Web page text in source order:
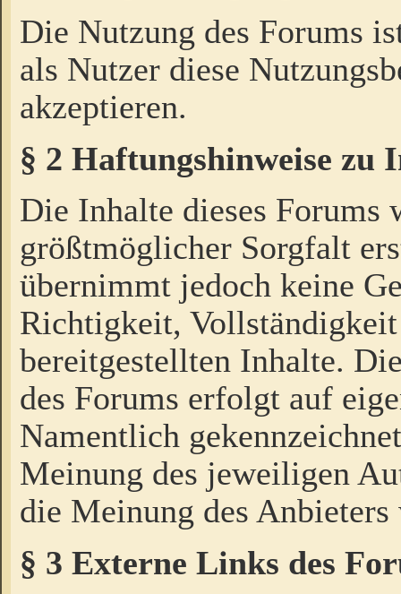
Die Nutzung des Forums
als Nutzer diese
akzeptieren.
§ 2 Haftungshinweise zu
Die Inhalte dieses Forums
größtmöglicher Sorgfalt
übernimmt jedoch keine
Richtigkeit,
bereitgestellten Inhalte.
des Forums erfolgt auf
Namentlich
Meinung des jeweiligen
die Meinung des Anbieters
§ 3 Externe Links des